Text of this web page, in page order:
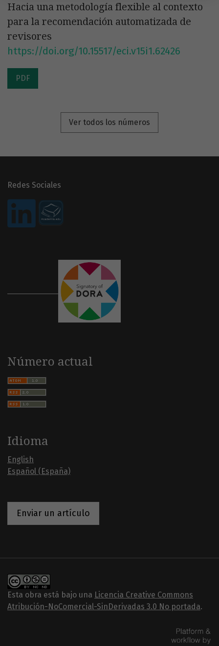
Hacia una metodología flexible al contexto
para la recomendación automatizada de
revisores
https://doi.org/10.15517/eci.v15i1.62426
PDF
Ver todos los números
Redes Sociales
Número actual
Idioma
English
Español (España)
Enviar un artículo
Esta obra está bajo una Licencia Creative Commons
Atribución-NoComercial-SinDerivadas 3.0 No portada.